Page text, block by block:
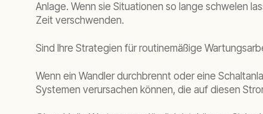
Anlage. Wenn sie Situationen so lange schwelen
Zeit verschwenden.
Sind Ihre Strategien für routinemäßige
Wenn ein Wandler durchbrennt oder eine
Systemen verursachen können, die auf diesen